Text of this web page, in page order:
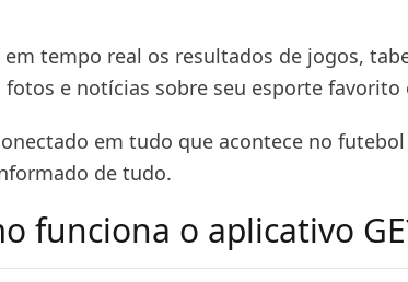
em tempo real os resultados de jogos,
fotos e notícias sobre seu esporte
em tudo que acontece no
de tudo.
funciona o aplicativo